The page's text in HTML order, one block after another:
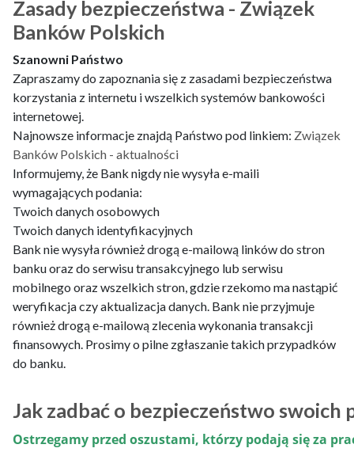
Zasady bezpieczeństwa - Związek
Banków Polskich
Szanowni Państwo
Zapraszamy do zapoznania się z zasadami bezpieczeństwa
korzystania z internetu i wszelkich systemów bankowości
internetowej.
Najnowsze informacje znajdą Państwo pod linkiem: Związek
Banków Polskich - aktualności
Informujemy, że Bank nigdy nie wysyła e-maili
wymagających podania:
Twoich danych osobowych
Twoich danych identyfikacyjnych
Bank nie wysyła również drogą e-mailową linków do stron
banku oraz do serwisu transakcyjnego lub serwisu
mobilnego oraz wszelkich stron, gdzie rzekomo ma nastąpić
weryfikacja czy aktualizacja danych. Bank nie przyjmuje
również drogą e-mailową zlecenia wykonania transakcji
finansowych. Prosimy o pilne zgłaszanie takich przypadków
do banku.
Jak zadbać o bezpieczeństwo swoich
Ostrzegamy przed oszustami, którzy podają się za